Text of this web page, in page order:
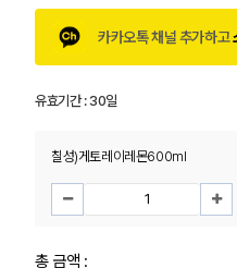
카카오톡 채널 추가하고
유효기간 :30일
칠성)게토레이레몬600ml
총 금액 :